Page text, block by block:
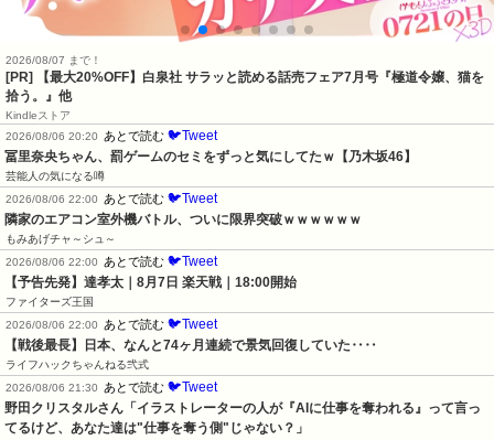
2026/08/07 まで！
[PR] 【最大20%OFF】白泉社 サラッと読める話売フェア7月号『極道令嬢、猫を
拾う。』他
Kindleストア
2026/08/06 20:20 あとで読む 🐦Tweet
冨里奈央ちゃん、罰ゲームのセミをずっと気にしてたｗ【乃木坂46】
芸能人の気になる噂
2026/08/06 22:00 あとで読む 🐦Tweet
隣家のエアコン室外機バトル、ついに限界突破ｗｗｗｗｗｗ
もみあげチャ～シュ～
2026/08/06 22:00 あとで読む 🐦Tweet
【予告先発】達孝太｜8月7日 楽天戦｜18:00開始
ファイターズ王国
2026/08/06 22:00 あとで読む 🐦Tweet
【戦後最長】日本、なんと74ヶ月連続で景気回復していた‥‥
ライフハックちゃんねる弐式
2026/08/06 21:30 あとで読む 🐦Tweet
野田クリスタルさん「イラストレーターの人が『AIに仕事を奪われる』って言っ
てるけど、あなた達は"仕事を奪う側"じゃない？」